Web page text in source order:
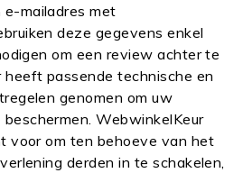
mailadres met
deze gegevens enkel
om een review achter te
passende technische en
genomen om uw
WebwinkelKeur
voor om ten behoeve van het
derden in te schakelen,